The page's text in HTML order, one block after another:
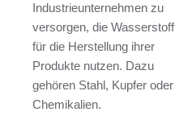
Industrieunternehmen zu
versorgen, die Wasserstoff
für die Herstellung ihrer
Produkte nutzen. Dazu
gehören Stahl, Kupfer oder
Chemikalien.